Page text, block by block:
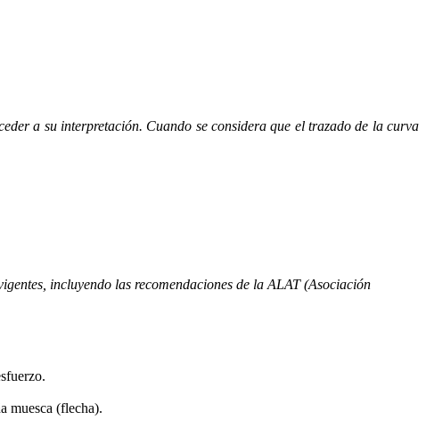
a su interpretación. Cuando se considera que el trazado de la curva
incluyendo las recomendaciones de la ALAT (Asociación
muesca (flecha).